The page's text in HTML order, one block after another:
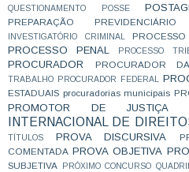
QUESTIONAMENTO
POSSE
PREPARAÇÃO PREVIDENCIÁRIO
INVESTIGATÓRIO CRIMINAL
PROCESSO
PROCESSO PENAL
PROCESSO
PROCURADOR
PROCURADOR
TRABALHO
PROCURADOR FEDERAL
ESTADUAIS procuradorias municipais
PROMOTOR DE JUSTIÇA
INTERNACIONAL DE
TÍTULOS
PROVA DISCURSIVA
COMENTADA PROVA OBJETIVA
SUBJETIVA
PRÓXIMO CONCURSO